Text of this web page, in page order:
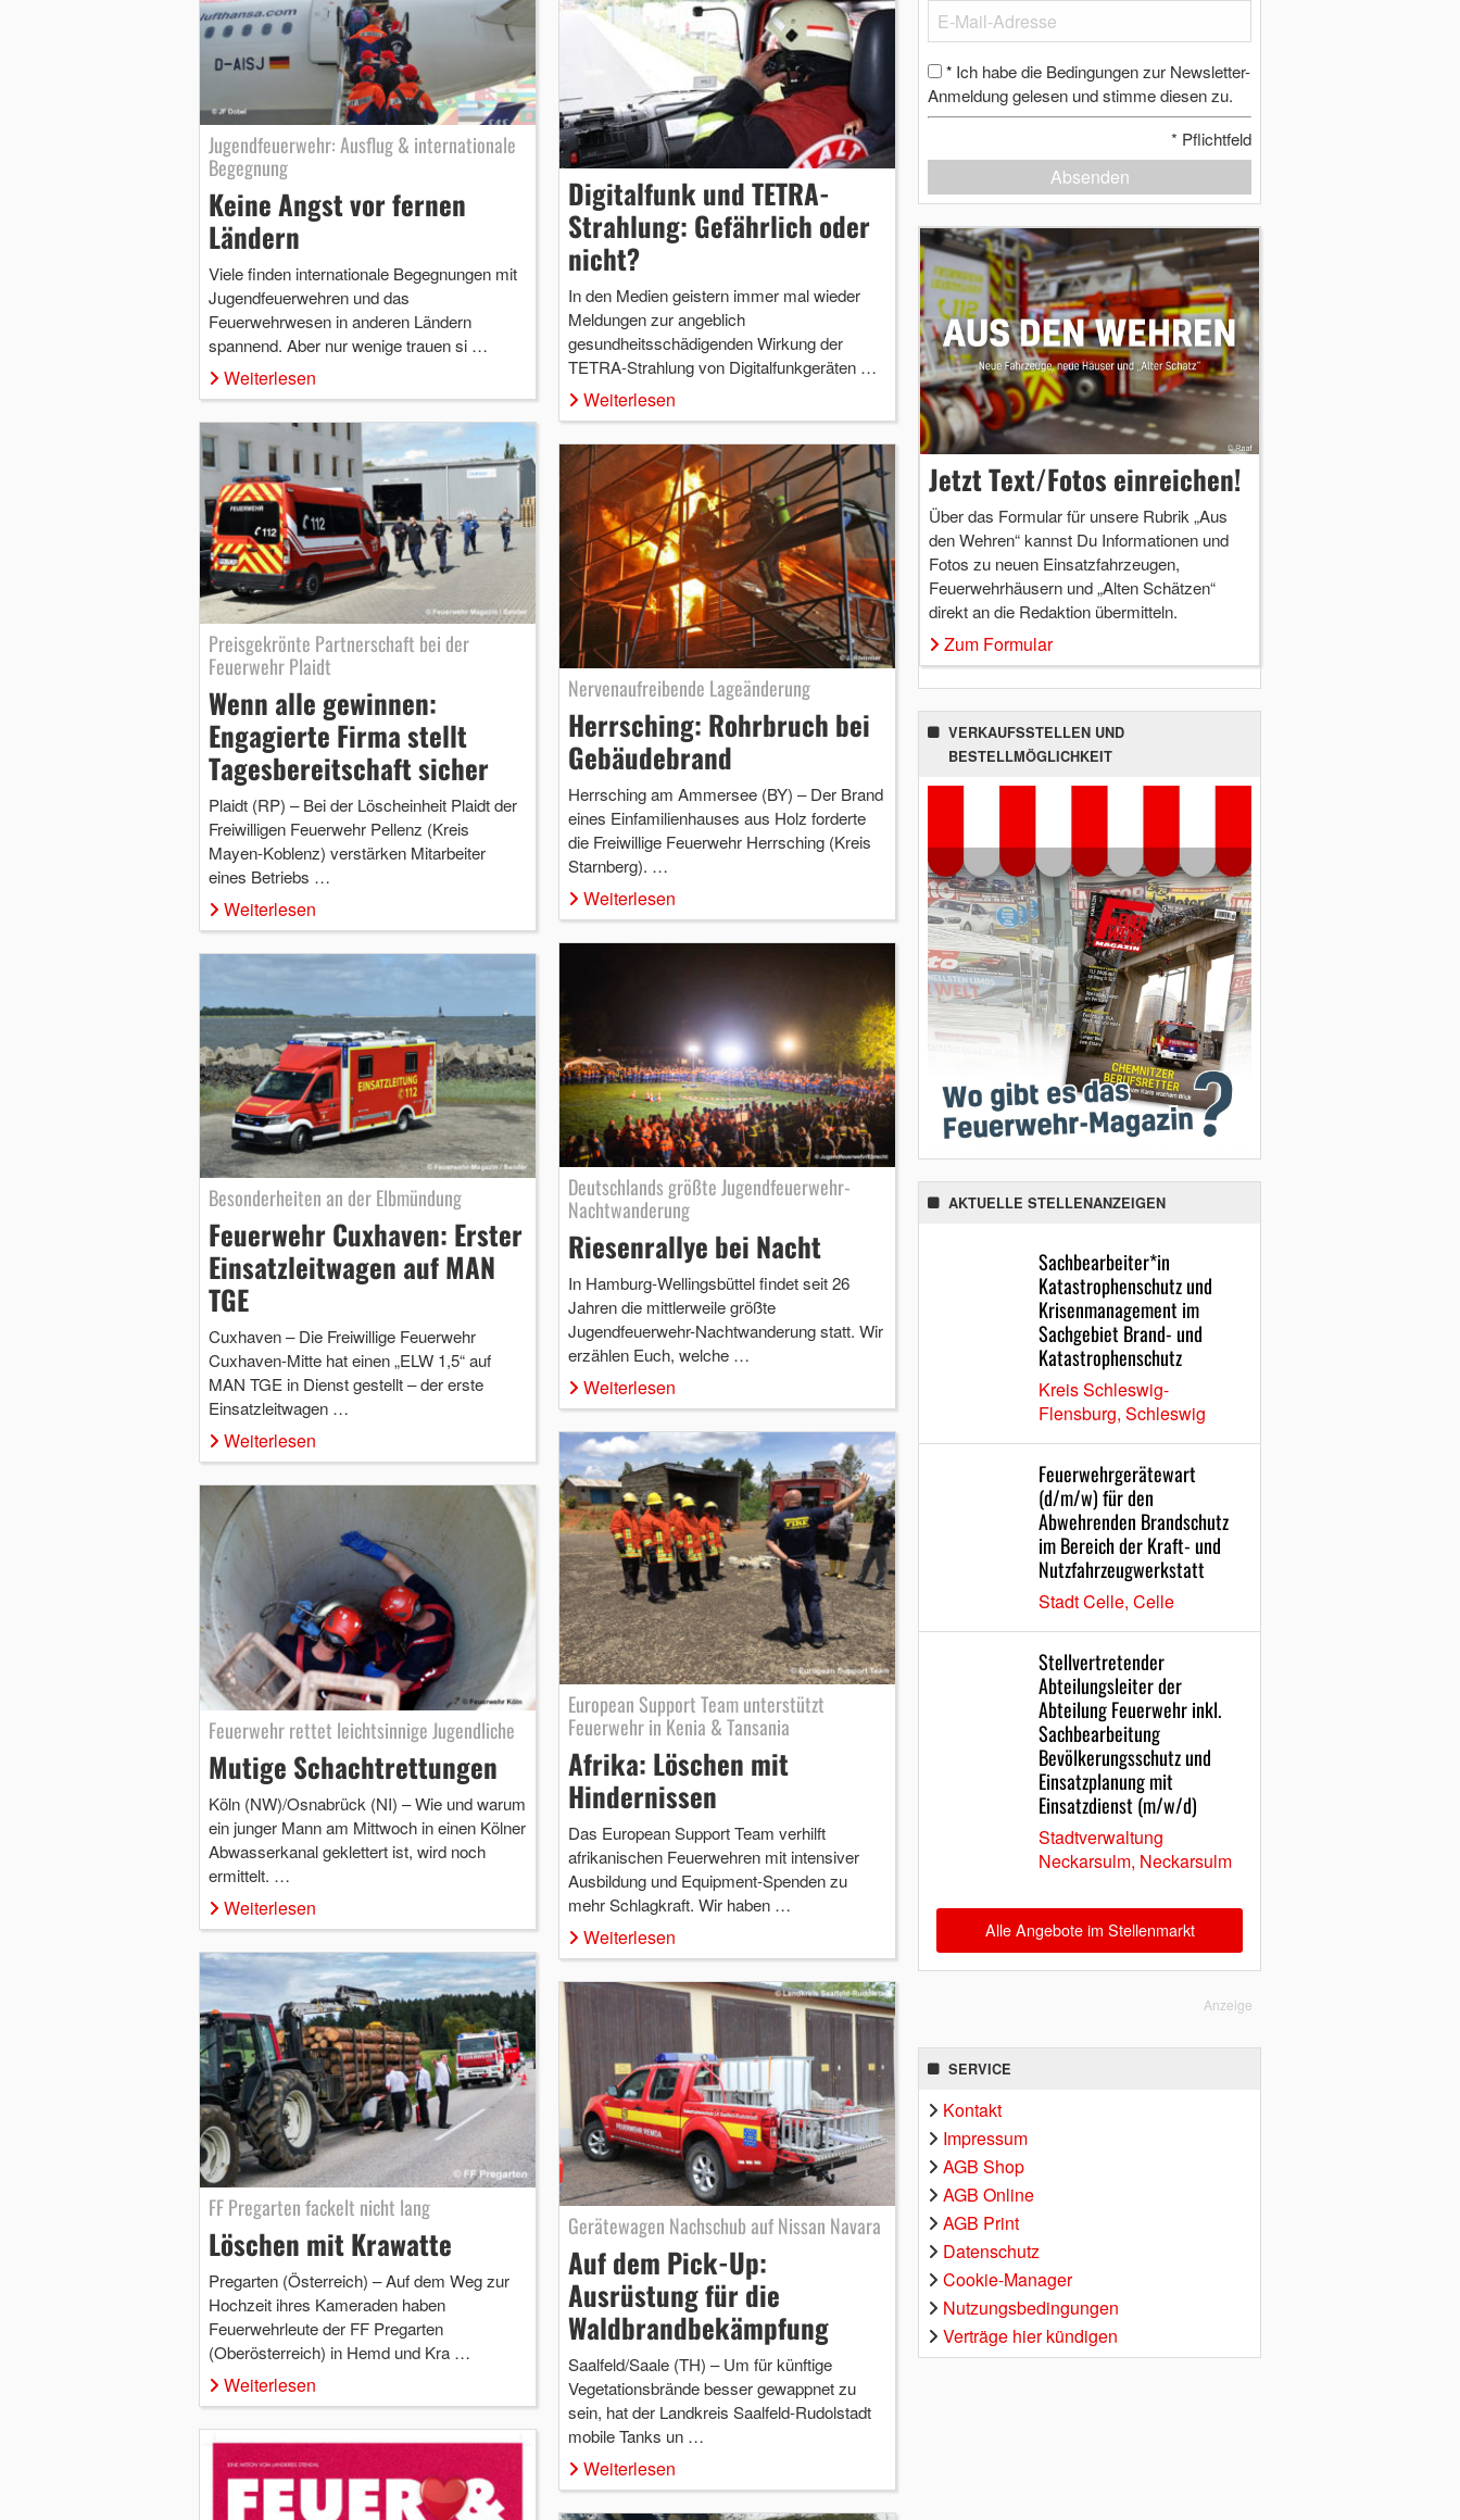
Jugendfeuerwehr: Ausflug & internationale
Begegnung
Keine Angst vor fernen
Ländern
Viele finden internationale Begegnungen mit
Jugendfeuerwehren und das
Feuerwehrwesen in anderen Ländern
spannend. Aber nur wenige trauen si …
Weiterlesen
Digitalfunk und TETRA-
Strahlung: Gefährlich oder
nicht?
In den Medien geistern immer mal wieder
Meldungen zur angeblich
gesundheitsschädigenden Wirkung der
TETRA-Strahlung von Digitalfunkgeräten …
Weiterlesen
Preisgekrönte Partnerschaft bei der
Feuerwehr Plaidt
Wenn alle gewinnen:
Engagierte Firma stellt
Tagesbereitschaft sicher
Plaidt (RP) – Bei der Löscheinheit Plaidt der
Freiwilligen Feuerwehr Pellenz (Kreis
Mayen-Koblenz) verstärken Mitarbeiter
eines Betriebs …
Weiterlesen
Nervenaufreibende Lageänderung
Herrsching: Rohrbruch bei
Gebäudebrand
Herrsching am Ammersee (BY) – Der Brand
eines Einfamilienhauses aus Holz forderte
die Freiwillige Feuerwehr Herrsching (Kreis
Starnberg). …
Weiterlesen
Besonderheiten an der Elbmündung
Feuerwehr Cuxhaven: Erster
Einsatzleitwagen auf MAN
TGE
Cuxhaven – Die Freiwillige Feuerwehr
Cuxhaven-Mitte hat einen „ELW 1,5“ auf
MAN TGE in Dienst gestellt – der erste
Einsatzleitwagen …
Weiterlesen
Deutschlands größte Jugendfeuerwehr-
Nachtwanderung
Riesenrallye bei Nacht
In Hamburg-Wellingsbüttel findet seit 26
Jahren die mittlerweile größte
Jugendfeuerwehr-Nachtwanderung statt. Wir
erzählen Euch, welche …
Weiterlesen
Feuerwehr rettet leichtsinnige Jugendliche
Mutige Schachtrettungen
Köln (NW)/Osnabrück (NI) – Wie und warum
ein junger Mann am Mittwoch in einen Kölner
Abwasserkanal geklettert ist, wird noch
ermittelt. …
Weiterlesen
European Support Team unterstützt
Feuerwehr in Kenia & Tansania
Afrika: Löschen mit
Hindernissen
Das European Support Team verhilft
afrikanischen Feuerwehren mit intensiver
Ausbildung und Equipment-Spenden zu
mehr Schlagkraft. Wir haben …
Weiterlesen
FF Pregarten fackelt nicht lang
Löschen mit Krawatte
Pregarten (Österreich) – Auf dem Weg zur
Hochzeit ihres Kameraden haben
Feuerwehrleute der FF Pregarten
(Oberösterreich) in Hemd und Kra …
Weiterlesen
Gerätewagen Nachschub auf Nissan Navara
Auf dem Pick-Up:
Ausrüstung für die
Waldbrandbekämpfung
Saalfeld/Saale (TH) – Um für künftige
Vegetationsbrände besser gewappnet zu
sein, hat der Landkreis Saalfeld-Rudolstadt
mobile Tanks un …
Weiterlesen
* Ich habe die Bedingungen zur Newsletter-
Anmeldung gelesen und stimme diesen zu.
* Pflichtfeld
Absenden
Jetzt Text/Fotos einreichen!
Über das Formular für unsere Rubrik „Aus
den Wehren“ kannst Du Informationen und
Fotos zu neuen Einsatzfahrzeugen,
Feuerwehrhäusern und „Alten Schätzen“
direkt an die Redaktion übermitteln.
Zum Formular
VERKAUFSSTELLEN UND
BESTELLMÖGLICHKEIT
AKTUELLE STELLENANZEIGEN
Sachbearbeiter*in
Katastrophenschutz und
Krisenmanagement im
Sachgebiet Brand- und
Katastrophenschutz
Kreis Schleswig-
Flensburg, Schleswig
Feuerwehrgerätewart
(d/m/w) für den
Abwehrenden Brandschutz
im Bereich der Kraft- und
Nutzfahrzeugwerkstatt
Stadt Celle, Celle
Stellvertretender
Abteilungsleiter der
Abteilung Feuerwehr inkl.
Sachbearbeitung
Bevölkerungsschutz und
Einsatzplanung mit
Einsatzdienst (m/w/d)
Stadtverwaltung
Neckarsulm, Neckarsulm
Alle Angebote im Stellenmarkt
Anzeige
SERVICE
Kontakt
Impressum
AGB Shop
AGB Online
AGB Print
Datenschutz
Cookie-Manager
Nutzungsbedingungen
Verträge hier kündigen